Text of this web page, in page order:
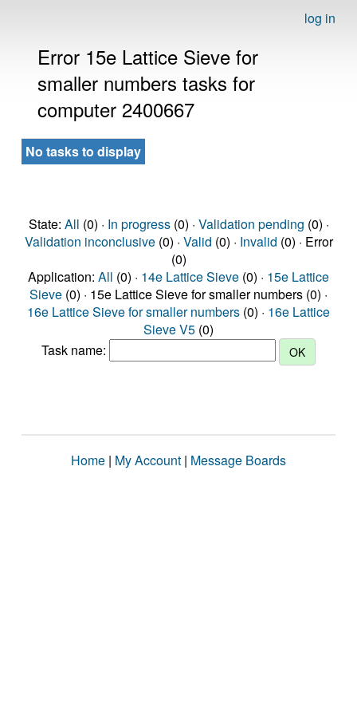
log in
Error 15e Lattice Sieve for
smaller numbers tasks for
computer 2400667
No tasks to display
State: All (0) · In progress(0) · Validation pending (0) ·
Validation inconclusive(0) · Valid (0) · Invalid (0) · Error
(0)
Application: All (0) · 14e Lattice Sieve (0) · 15e Lattice
Sieve (0) · 15e Lattice Sieve for smaller numbers (0) ·
16e Lattice Sieve for smaller numbers (0) · 16e Lattice
Sieve V5 (0)
Task name:
Home | My Account | Message Boards